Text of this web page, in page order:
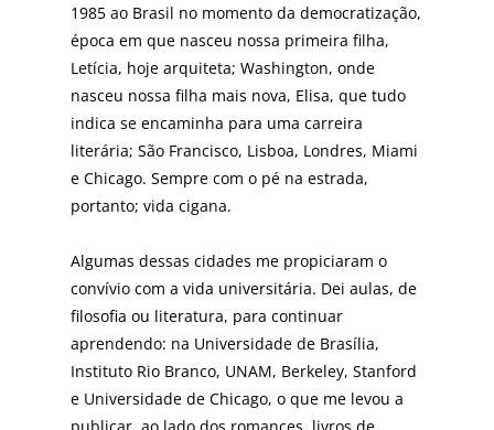
1985 ao Brasil no momento da democratização,
época em que nasceu nossa primeira filha,
Letícia, hoje arquiteta; Washington, onde
nasceu nossa filha mais nova, Elisa, que tudo
indica se encaminha para uma carreira
literária; São Francisco, Lisboa, Londres, Miami
e Chicago. Sempre com o pé na estrada,
portanto; vida cigana.
Algumas dessas cidades me propiciaram o
convívio com a vida universitária. Dei aulas, de
filosofia ou literatura, para continuar
aprendendo: na Universidade de Brasília,
Instituto Rio Branco, UNAM, Berkeley, Stanford
e Universidade de Chicago, o que me levou a
publicar, ao lado dos romances, livros de